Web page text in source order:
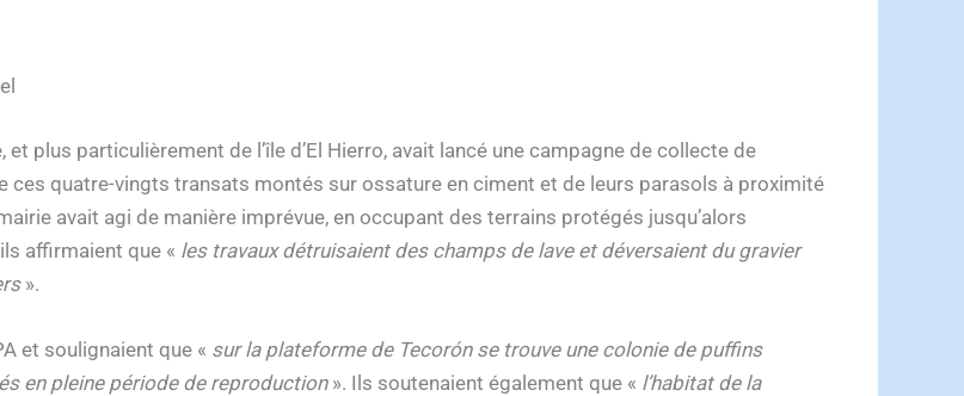
plus particulièrement de l’île d’El Hierro, avait lancé une campagne de collecte de
ces quatre-vingts transats montés sur ossature en ciment et de leurs parasols à proximité
avait agi de manière imprévue, en occupant des terrains protégés jusqu’alors
affirmaient que « les travaux détruisaient des champs de lave et déversaient du gravier
».
et soulignaient que « sur la plateforme de Tecorón se trouve une colonie de puffins
en pleine période de reproduction». Ils soutenaient également que « l’habitat de la